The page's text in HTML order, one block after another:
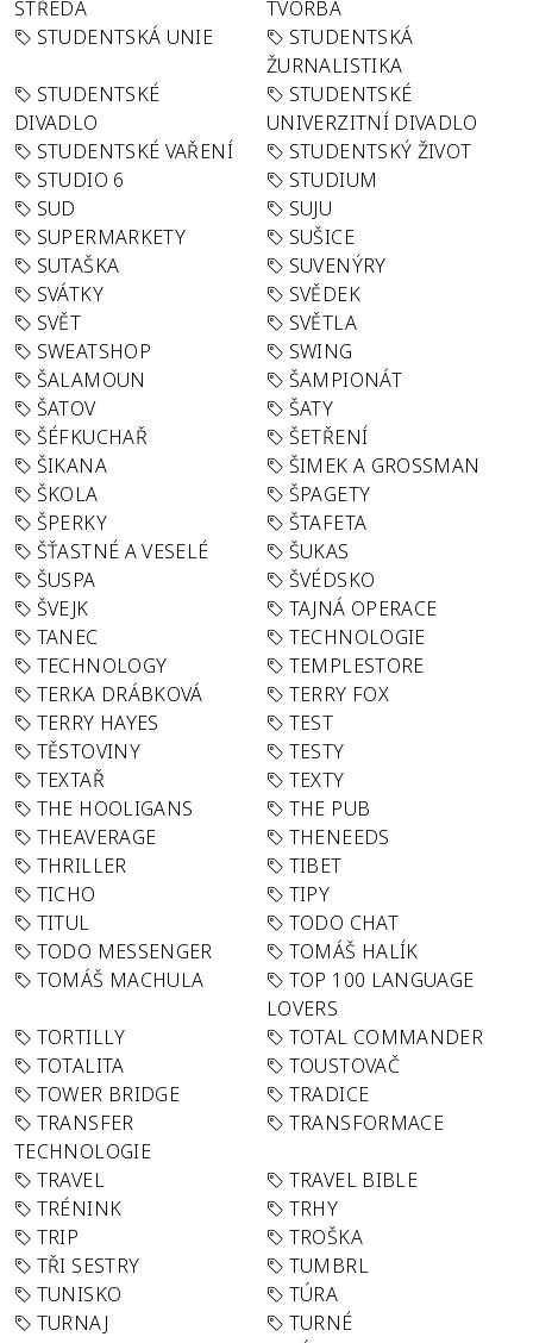
STŘEDA
TVORBA
STUDENTSKÁ UNIE
STUDENTSKÁ
ŽURNALISTIKA
STUDENTSKÉ
DIVADLO
STUDENTSKÉ
UNIVERZITNÍ DIVADLO
STUDENTSKÉ VAŘENÍ
STUDENTSKÝ ŽIVOT
STUDIO 6
STUDIUM
SUD
SUJU
SUPERMARKETY
SUŠICE
SUTAŠKA
SUVENÝRY
SVÁTKY
SVĚDEK
SVĚT
SVĚTLA
SWEATSHOP
SWING
ŠALAMOUN
ŠAMPIONÁT
ŠATOV
ŠATY
ŠÉFKUCHAŘ
ŠETŘENÍ
ŠIKANA
ŠIMEK A GROSSMAN
ŠKOLA
ŠPAGETY
ŠPERKY
ŠTAFETA
ŠŤASTNÉ A VESELÉ
ŠUKAS
ŠUSPA
ŠVÉDSKO
ŠVEJK
TAJNÁ OPERACE
TANEC
TECHNOLOGIE
TECHNOLOGY
TEMPLESTORE
TERKA DRÁBKOVÁ
TERRY FOX
TERRY HAYES
TEST
TĚSTOVINY
TESTY
TEXTAŘ
TEXTY
THE HOOLIGANS
THE PUB
THEAVERAGE
THENEEDS
THRILLER
TIBET
TICHO
TIPY
TITUL
TODO CHAT
TODO MESSENGER
TOMÁŠ HALÍK
TOMÁŠ MACHULA
TOP 100 LANGUAGE
LOVERS
TORTILLY
TOTAL COMMANDER
TOTALITA
TOUSTOVAČ
TOWER BRIDGE
TRADICE
TRANSFER
TECHNOLOGIE
TRANSFORMACE
TRAVEL
TRAVEL BIBLE
TRÉNINK
TRHY
TRIP
TROŠKA
TŘI SESTRY
TUMBRL
TUNISKO
TÚRA
TURNAJ
TURNÉ